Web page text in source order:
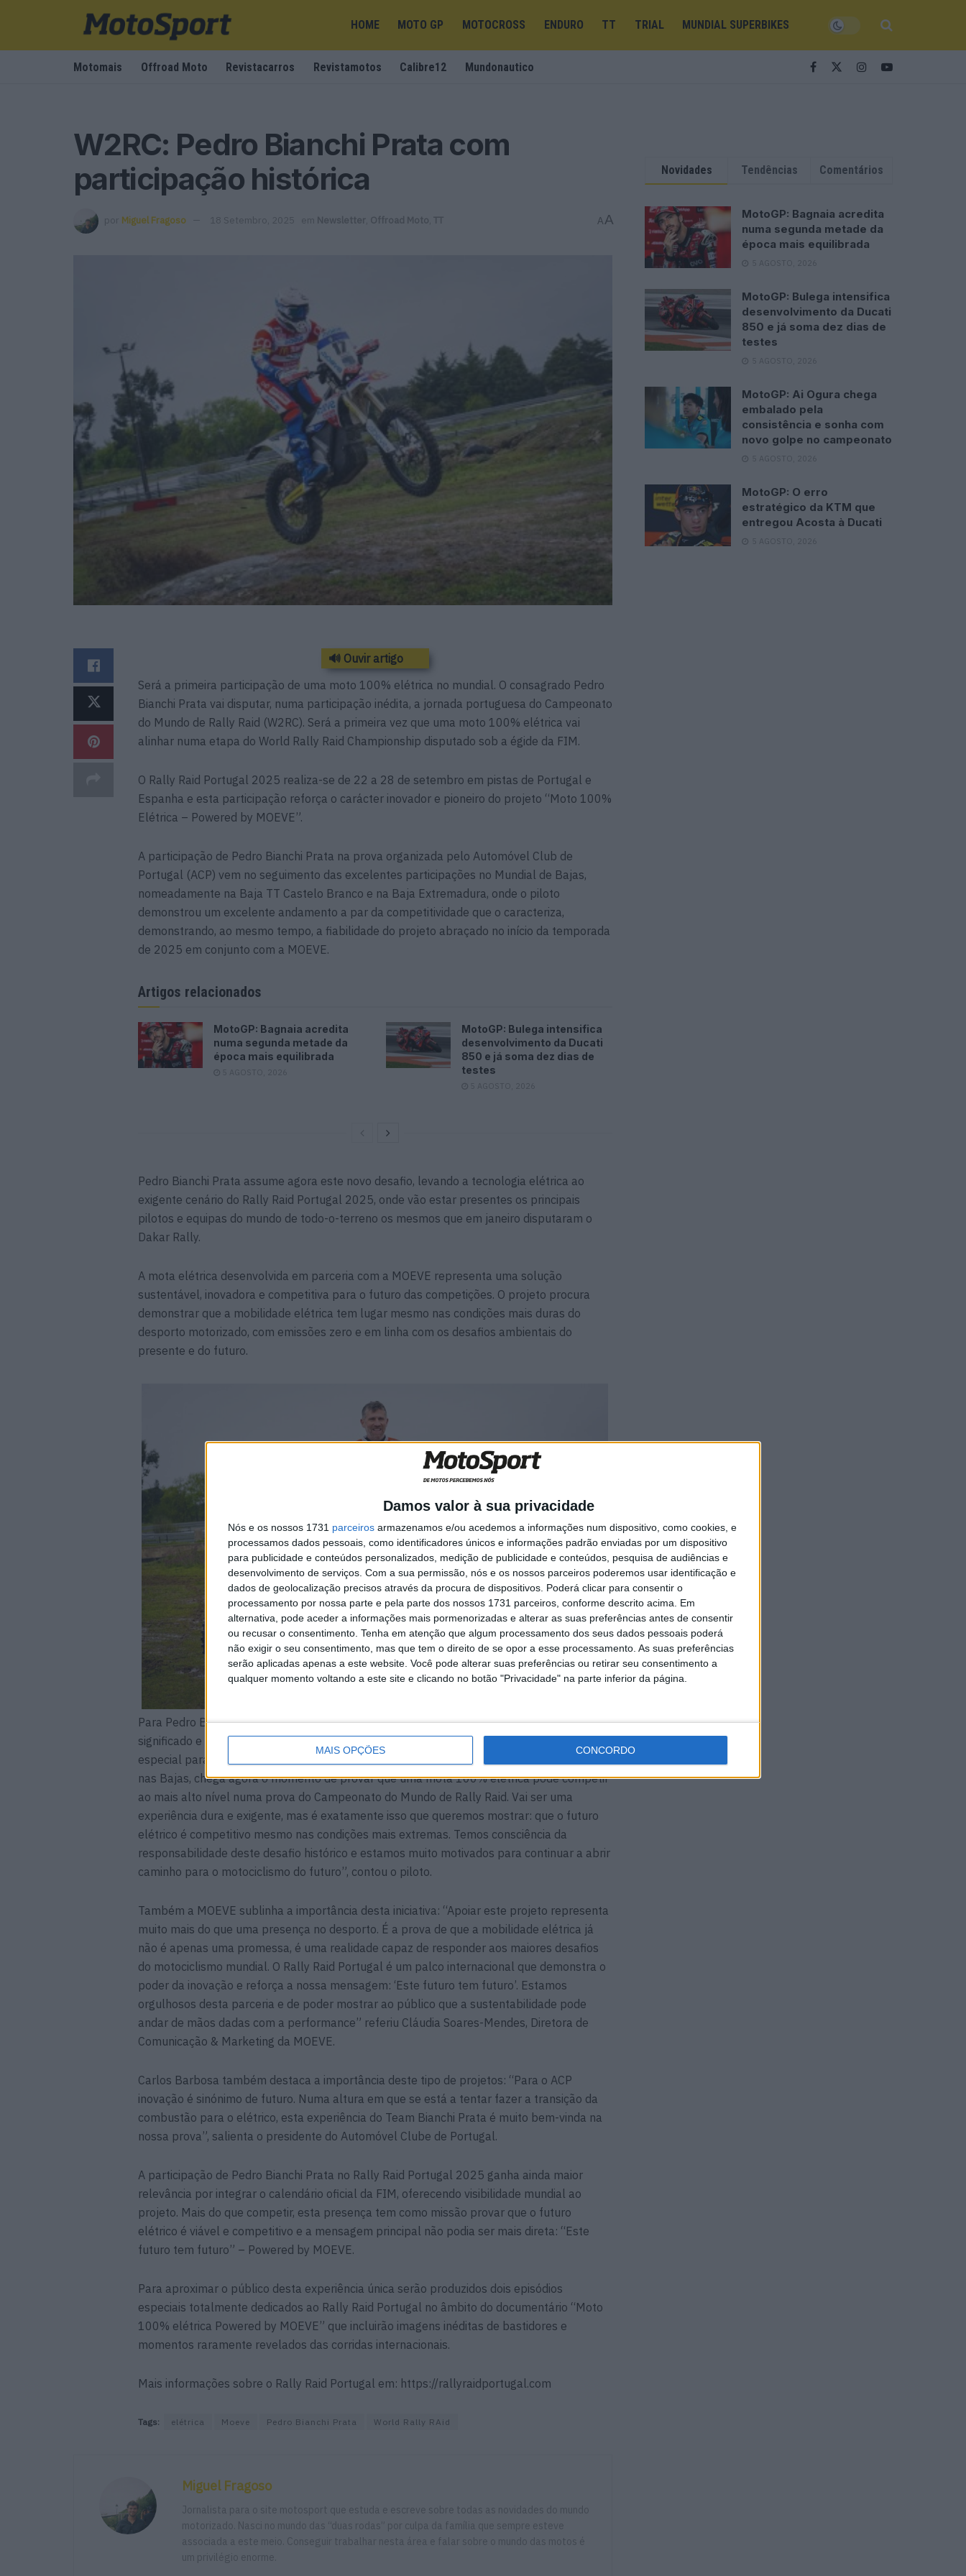
Damos valor à sua privacidade
Nós e os nossos 1731 parceiros armazenamos e/ou acedemos a informações num dispositivo, como cookies, e
processamos dados pessoais, como identificadores únicos e informações padrão enviadas por um dispositivo
para publicidade e conteúdos personalizados, medição de publicidade e conteúdos, pesquisa de audiências e
desenvolvimento de serviços. Com a sua permissão, nós e os nossos parceiros poderemos usar identificação e
dados de geolocalização precisos através da procura de dispositivos. Poderá clicar para consentir o
processamento por nossa parte e pela parte dos nossos 1731 parceiros, conforme descrito acima. Em
alternativa, pode aceder a informações mais pormenorizadas e alterar as suas preferências antes de consentir
ou recusar o consentimento. Tenha em atenção que algum processamento dos seus dados pessoais poderá
não exigir o seu consentimento, mas que tem o direito de se opor a esse processamento. As suas preferências
serão aplicadas apenas a este website. Você pode alterar suas preferências ou retirar seu consentimento a
qualquer momento voltando a este site e clicando no botão "Privacidade" na parte inferior da página.
MAIS OPÇÕES CONCORDO
HOME MOTO GP MOTOCROSS ENDURO TT TRIAL MUNDIAL SUPERBIKES
Motomais Offroad Moto Revistacarros Revistamotos Calibre12 Mundonautico
W2RC: Pedro Bianchi Prata com
participação histórica
por Miguel Fragoso 18 Setembro, 2025 em Newsletter Offroad Moto TT AA
🔊 Ouvir artigo
Será a primeira participação de uma moto 100% elétrica no mundial. O consagrado Pedro
Bianchi Prata vai disputar, numa participação inédita, a jornada portuguesa do Campeonato
do Mundo de Rally Raid (W2RC). Será a primeira vez que uma moto 100% elétrica vai
alinhar numa etapa do World Rally Raid Championship disputado sob a égide da FIM.
O Rally Raid Portugal 2025 realiza-se de 22 a 28 de setembro em pistas de Portugal e
Espanha e esta participação reforça o carácter inovador e pioneiro do projeto “Moto 100%
Elétrica – Powered by MOEVE”.
A participação de Pedro Bianchi Prata na prova organizada pelo Automóvel Club de
Portugal (ACP) vem no seguimento das excelentes participações no Mundial de Bajas,
nomeadamente na Baja TT Castelo Branco e na Baja Extremadura, onde o piloto
demonstrou um excelente andamento a par da competitividade que o caracteriza,
demonstrando, ao mesmo tempo, a fiabilidade do projeto abraçado no início da temporada
de 2025 em conjunto com a MOEVE.
Artigos relacionados
MotoGP: Bagnaia acredita
numa segunda metade da
época mais equilibrada
5 AGOSTO, 2026
MotoGP: Bulega intensifica
desenvolvimento da Ducati
850 e já soma dez dias de
testes
5 AGOSTO, 2026
Pedro Bianchi Prata assume agora este novo desafio, levando a tecnologia elétrica ao
exigente cenário do Rally Raid Portugal 2025, onde vão estar presentes os principais
pilotos e equipas do mundo de todo-o-terreno os mesmos que em janeiro disputaram o
Dakar Rally.
A mota elétrica desenvolvida em parceria com a MOEVE representa uma solução
sustentável, inovadora e competitiva para o futuro das competições. O projeto procura
demonstrar que a mobilidade elétrica tem lugar mesmo nas condições mais duras do
desporto motorizado, com emissões zero e em linha com os desafios ambientais do
presente e do futuro.
Para Pedro Bianchi Prata esta participação é mais um momento de demonstrar o
significado e a competitividade deste projeto: “O Rally Raid Portugal é um marco muito
especial para mim e para toda a equipa. Depois de termos iniciado este projeto pioneiro
nas Bajas, chega agora o momento de provar que uma mota 100% elétrica pode competir
ao mais alto nível numa prova do Campeonato do Mundo de Rally Raid. Vai ser uma
experiência dura e exigente, mas é exatamente isso que queremos mostrar: que o futuro
elétrico é competitivo mesmo nas condições mais extremas. Temos consciência da
responsabilidade deste desafio histórico e estamos muito motivados para continuar a abrir
caminho para o motociclismo do futuro”, contou o piloto.
Também a MOEVE sublinha a importância desta iniciativa: “Apoiar este projeto representa
muito mais do que uma presença no desporto. É a prova de que a mobilidade elétrica já
não é apenas uma promessa, é uma realidade capaz de responder aos maiores desafios
do motociclismo mundial. O Rally Raid Portugal é um palco internacional que demonstra o
poder da inovação e reforça a nossa mensagem: ‘Este futuro tem futuro’. Estamos
orgulhosos desta parceria e de poder mostrar ao público que a sustentabilidade pode
andar de mãos dadas com a performance” referiu Cláudia Soares-Mendes, Diretora de
Comunicação & Marketing da MOEVE.
Carlos Barbosa também destaca a importância deste tipo de projetos: “Para o ACP
inovação é sinónimo de futuro. Numa altura em que se está a tentar fazer a transição da
combustão para o elétrico, esta experiência do Team Bianchi Prata é muito bem-vinda na
nossa prova”, salienta o presidente do Automóvel Clube de Portugal.
A participação de Pedro Bianchi Prata no Rally Raid Portugal 2025 ganha ainda maior
relevância por integrar o calendário oficial da FIM, oferecendo visibilidade mundial ao
projeto. Mais do que competir, esta presença tem como missão provar que o futuro
elétrico é viável e competitivo e a mensagem principal não podia ser mais direta: “Este
futuro tem futuro” – Powered by MOEVE.
Para aproximar o público desta experiência única serão produzidos dois episódios
especiais totalmente dedicados ao Rally Raid Portugal no âmbito do documentário “Moto
100% elétrica Powered by MOEVE” que incluirão imagens inéditas de bastidores e
momentos raramente revelados das corridas internacionais.
Mais informações sobre o Rally Raid Portugal em: https://rallyraidportugal.com
Tags: elétrica Moeve Pedro Bianchi Prata World Rally RAid
Miguel Fragoso
Jornalista para o site motosport que estuda e escreve sobre todas as novidades do mundo
motorizado. Nasci no mundo das “duas rodas” por culpa da família que sempre esteve
associada a este meio. Conseguir trabalhar nesta área e falar sobre o mundo das motos é
um privilégio enorme.
Novidades Tendências Comentários
MotoGP: Bagnaia acredita
numa segunda metade da
época mais equilibrada
5 AGOSTO, 2026
MotoGP: Bulega intensifica
desenvolvimento da Ducati
850 e já soma dez dias de
testes
5 AGOSTO, 2026
MotoGP: Ai Ogura chega
embalado pela
consistência e sonha com
novo golpe no campeonato
5 AGOSTO, 2026
MotoGP: O erro
estratégico da KTM que
entregou Acosta à Ducati
5 AGOSTO, 2026